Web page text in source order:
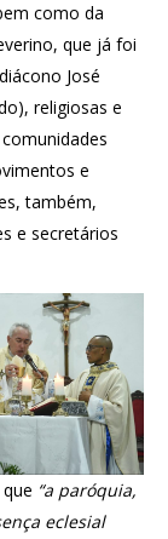
como da
que já foi
José
religiosas e
e
também,
e secretários
“a paróquia,
eclesial